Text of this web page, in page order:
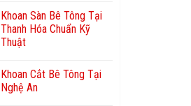
Khoan Sàn Bê Tông Tại
Thanh Hóa Chuẩn Kỹ
Thuật
Khoan Cắt Bê Tông Tại
Nghệ An